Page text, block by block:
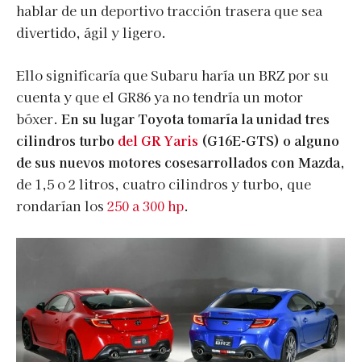
hablar de un deportivo tracción trasera que sea
divertido, ágil y ligero.
Ello significaría que Subaru haría un BRZ por su
cuenta y que el GR86 ya no tendría un motor
bóxer. En su lugar Toyota tomaría la unidad tres
cilindros turbo del GR Yaris (G16E-GTS) o alguno
de sus nuevos motores cosesarrollados con Mazda,
de 1,5 o 2 litros, cuatro cilindros y turbo, que
rondarían los 250 a 300 hp.